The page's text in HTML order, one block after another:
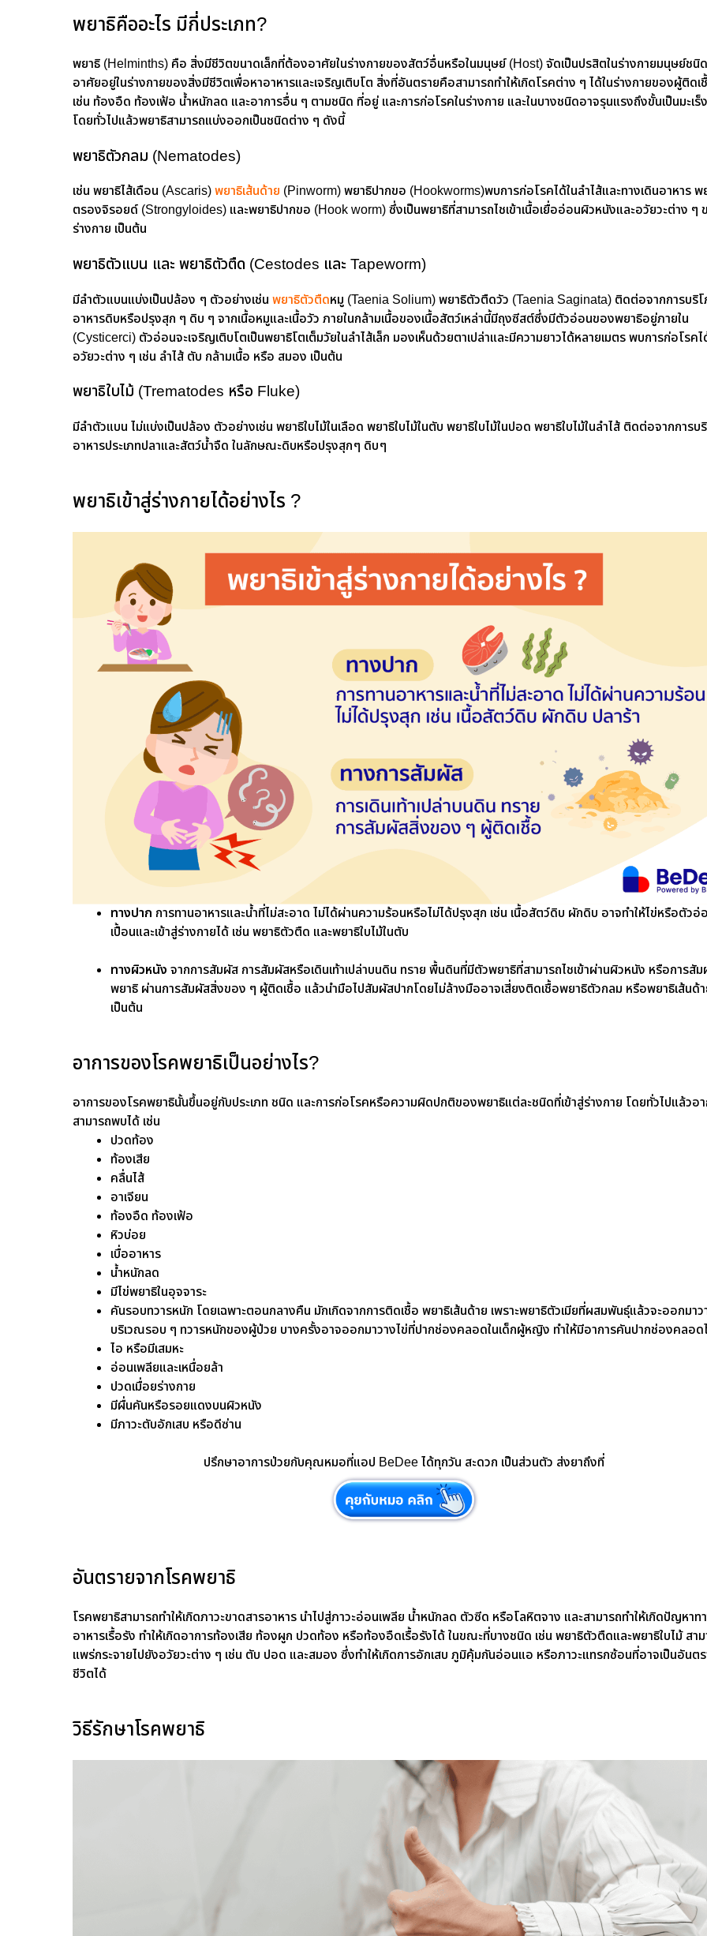
พยาธิคืออะไร มีกี่ประเภท?
พยาธิ (Helminths) คือ สิ่งมีชีวิตขนาดเล็กที่ต้องอาศัยในร่างกายของสัตว์อื่นหรือในมนุษย์ (Host) จัดเป็นปรสิตในร่างกายมนุษย์ชนิ
อาศัยอยู่ในร่างกายของสิ่งมีชีวิตเพื่อหาอาหารและเจริญเติบโต สิ่งที่อันตรายคือสามารถทำให้เกิดโรคต่าง ๆ ได้ในร่างกายของผู้ติดเ
เช่น ท้องอืด ท้องเฟ้อ น้ำหนักลด และอาการอื่น ๆ ตามชนิด ที่อยู่ และการก่อโรคในร่างกาย และในบางชนิดอาจรุนแรงถึงขั้นเป็นมะเร็
โดยทั่วไปแล้วพยาธิสามารถแบ่งออกเป็นชนิดต่าง ๆ ดังนี้
พยาธิตัวกลม (Nematodes)
เช่น พยาธิไส้เดือน (Ascaris)พยาธิเส้นด้าย (Pinworm) พยาธิปากขอ (Hookworms)พบการก่อโรคได้ในลำไส้และทางเดินอาหาร พ
ตรองจิรอยด์ (Strongyloides) และพยาธิปากขอ (Hook worm) ซึ่งเป็นพยาธิที่สามารถไชเข้าเนื้อเยื่ออ่อนผิวหนังและอวัยวะต่าง ๆ
ร่างกาย เป็นต้น
พยาธิตัวแบน และ พยาธิตัวตืด (Cestodes และ Tapeworm)
มีลำตัวแบนแบ่งเป็นปล้อง ๆ ตัวอย่างเช่น พยาธิตัวตืดหมู (Taenia Solium) พยาธิตัวตืดวัว (Taenia Saginata) ติดต่อจากการบริ
อาหารดิบหรือปรุงสุก ๆ ดิบ ๆ จากเนื้อหมูและเนื้อวัว ภายในกล้ามเนื้อของเนื้อสัตว์เหล่านี้มีถุงซีสต์ซึ่งมีตัวอ่อนของพยาธิอยู่ภายใน
(Cysticerci) ตัวอ่อนจะเจริญเติบโตเป็นพยาธิโตเต็มวัยในลำไส้เล็ก มองเห็นด้วยตาเปล่าและมีความยาวได้หลายเมตร พบการก่อโรคไ
อวัยวะต่าง ๆ เช่น ลำไส้ ตับ กล้ามเนื้อ หรือ สมอง เป็นต้น
พยาธิใบไม้ (Trematodes หรือ Fluke)
มีลำตัวแบน ไม่แบ่งเป็นปล้อง ตัวอย่างเช่น พยาธิใบไม้ในเลือด พยาธิใบไม้ในตับ พยาธิใบไม้ในปอด พยาธิใบไม้ในลำไส้ ติดต่อจากการบ
อาหารประเภทปลาและสัตว์น้ำจืด ในลักษณะดิบหรือปรุงสุก ๆ ดิบ ๆ
พยาธิเข้าสู่ร่างกายได้อย่างไร ?
ทางปาก การทานอาหารและน้ำที่ไม่สะอาด ไม่ได้ผ่านความร้อนหรือไม่ได้ปรุงสุก เช่น เนื้อสัตว์ดิบ ผักดิบ อาจทำให้ไข่หรือตัวอ่
เปื้อนและเข้าสู่ร่างกายได้ เช่น พยาธิตัวตืด และพยาธิใบไม้ในตับ
ทางผิวหนัง จากการสัมผัส การสัมผัสหรือเดินเท้าเปล่าบนดิน ทราย พื้นดินที่มีตัวพยาธิที่สามารถไชเข้าผ่านผิวหนัง หรือการสัม
พยาธิ ผ่านการสัมผัสสิ่งของ ๆ ผู้ติดเชื้อ แล้วนำมือไปสัมผัสปากโดยไม่ล้างมืออาจเสี่ยงติดเชื้อพยาธิตัวกลม หรือพยาธิเส้นด้
เป็นต้น
อาการของโรคพยาธิเป็นอย่างไร?
อาการของโรคพยาธินั้นขึ้นอยู่กับประเภท ชนิด และการก่อโรคหรือความผิดปกติของพยาธิแต่ละชนิดที่เข้าสู่ร่างกาย โดยทั่วไปแล้วอ
สามารถพบได้ เช่น
ปวดท้อง
ท้องเสีย
คลื่นไส้
อาเจียน
ท้องอืด ท้องเฟ้อ
หิวบ่อย
เบื่ออาหาร
น้ำหนักลด
มีไข่พยาธิในอุจจาระ
คันรอบทวารหนัก โดยเฉพาะตอนกลางคืน มักเกิดจากการติดเชื้อ พยาธิเส้นด้าย เพราะพยาธิตัวเมียที่ผสมพันธุ์แล้วจะออกมาว
บริเวณรอบ ๆ ทวารหนักของผู้ป่วย บางครั้งอาจออกมาวางไข่ที่ปากช่องคลอดในเด็กผู้หญิง ทำให้มีอาการคันปากช่องคลอด
ไอ หรือมีเสมหะ
อ่อนเพลียและเหนื่อยล้า
ปวดเมื่อยร่างกาย
มีผื่นคันหรือรอยแดงบนผิวหนัง
มีภาวะตับอักเสบ หรือดีซ่าน
ปรึกษาอาการป่วยกับคุณหมอที่แอป BeDee ได้ทุกวัน สะดวก เป็นส่วนตัว ส่งยาถึงที่
อันตรายจากโรคพยาธิ
โรคพยาธิสามารถทำให้เกิดภาวะขาดสารอาหาร นำไปสู่ภาวะอ่อนเพลีย น้ำหนักลด ตัวซีด หรือโลหิตจาง และสามารถทำให้เกิดปัญหาท
อาหารเรื้อรัง ทำให้เกิดอาการท้องเสีย ท้องผูก ปวดท้อง หรือท้องอืดเรื้อรังได้ ในขณะที่บางชนิด เช่น พยาธิตัวตืดและพยาธิใบไม้ สา
แพร่กระจายไปยังอวัยวะต่าง ๆ เช่น ตับ ปอด และสมอง ซึ่งทำให้เกิดการอักเสบ ภูมิคุ้มกันอ่อนแอ หรือภาวะแทรกซ้อนที่อาจเป็นอันต
ชีวิตได้
วิธีรักษาโรคพยาธิ